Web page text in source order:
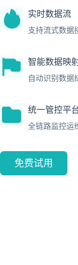
实时数据流
支持流式数据
智能数据映
自动识别数据
统一管控平
全链路监控运
免费试用